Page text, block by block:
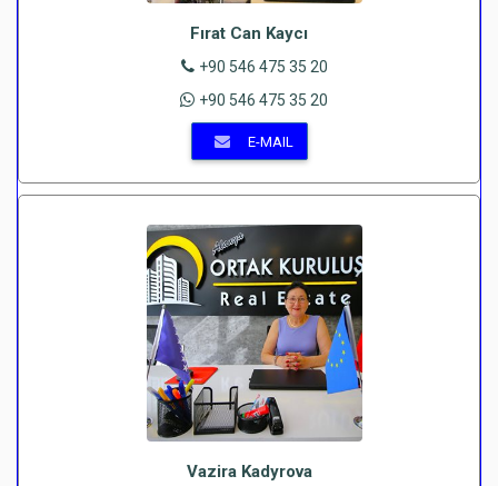
Fırat Can Kaycı
+90 546 475 35 20
+90 546 475 35 20
E-MAIL
Vazira Kadyrova